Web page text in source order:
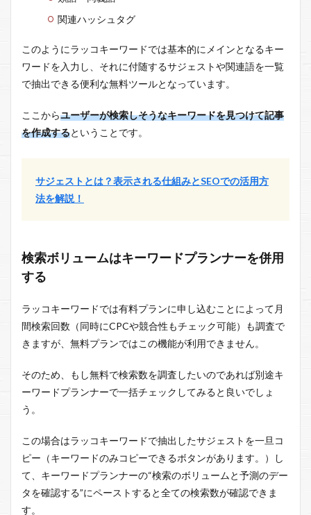
関連ハッシュタグ
このようにラッコキーワードでは基本的にメインとなるキー
ワードを入力し、それに付随するサジェストや関連語を一覧
で抽出できる便利な無料ツールとなっています。
ここからユーザーが検索しそうなキーワードを見つけて記事
を作成するということです。
サジェストとは？表示される仕組みとSEOでの活用方
法を解説！
検索ボリュームはキーワードプランナーを併用
する
ラッコキーワードでは有料プランに申し込むことによって月
間検索回数（同時にCPCや競合性もチェック可能）も調査で
きますが、無料プランではこの機能が利用できません。
そのため、もし無料で検索数を調査したいのであれば別途キ
ーワードプランナーで一括チェックしてみると良いでしょ
う。
この場合はラッコキーワードで抽出したサジェストを一旦コ
ピー（キーワードのみコピーできるボタンがあります。）し
て、キーワードプランナーの“検索のボリュームと予測のデー
タを確認する”にペーストすると全ての検索数が確認できま
す。